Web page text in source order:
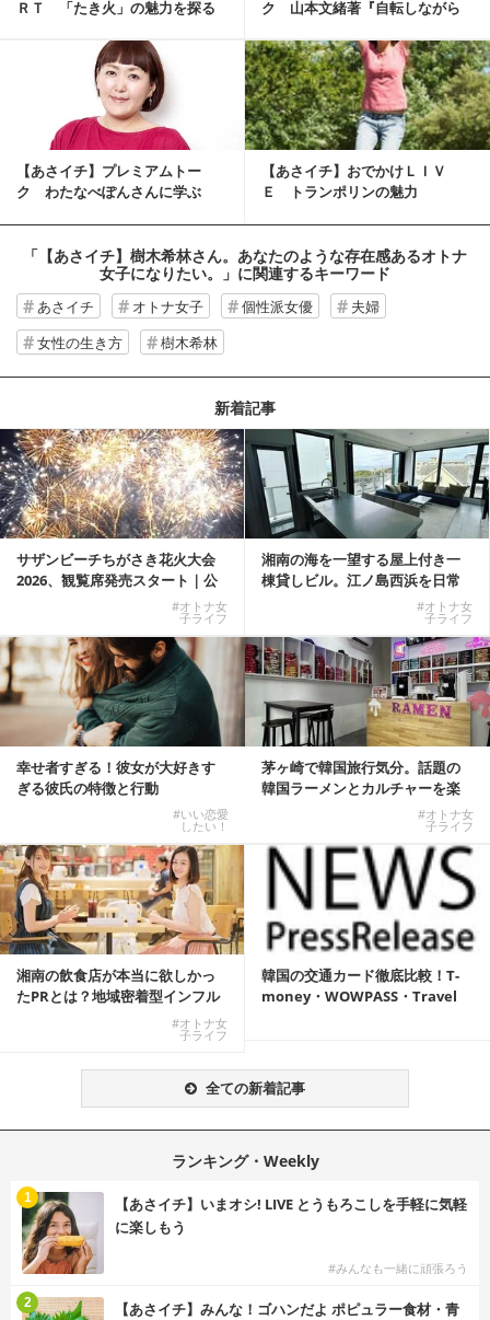
ＲＴ 「たき火」の魅力を探る
ク 山本文緒著『自転しながら
【あさイチ】プレミアムトー
ク わたなべぽんさんに学ぶ
【あさイチ】おでかけＬＩＶ
Ｅ トランポリンの魅力
「【あさイチ】樹木希林さん。あなたのような存在感あるオトナ
女子になりたい。」 に関連するキーワード
あさイチ オトナ女子 個性派女優
夫婦
女性の生き方
樹木希林
新着記事
サザンビーチちがさき花火大会
2026、観覧席発売スタート｜公
#オトナ女
子ライフ
湘南の海を一望する屋上付き一
棟貸しビル。江ノ島西浜を日常
#オトナ女
子ライフ
幸せ者すぎる！彼女が大好きす
ぎる彼氏の特徴と行動
#いい恋愛
したい！
茅ヶ崎で韓国旅行気分。話題の
韓国ラーメンとカルチャーを楽
#オトナ女
子ライフ
湘南の飲食店が本当に欲しかっ
たPRとは？地域密着型インフル
#オトナ女
子ライフ
韓国の交通カード徹底比較！T-
money・WOWPASS・Travel
全ての新着記事
ランキング・Weekly
【あさイチ】いまオシ! LIVE とうもろこしを手軽に気軽
に楽しもう
#みんなも一緒に頑張ろう
1
【あさイチ】みんな！ゴハンだよ ポピュラー食材・青
2